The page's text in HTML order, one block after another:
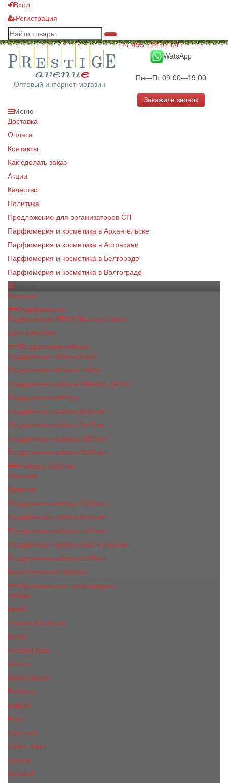
Вход
Регистрация
Оптовый интернет-магазин
+7 495 724 97 04
WatsApp
Пн—Пт 09:00—19:00
Закажите звонок
Меню
Доставка
Оплата
Контакты
Как сделать заказ
Акции
Качество
Политика
Предложение для организаторов СП
Парфюмерия и косметика в Архангельске
Парфюмерия и косметика в Астрахани
Парфюмерия и косметика в Белгороде
Парфюмерия и косметика в Волгограде
Новинки
Парфюмерия
Парфюмерия BEA'S Beauty & Scent
Luxe collection
Подарочные наборы
Подарочные наборы Bea's
Подарочные наборы 4х5ml
Подарочные наборы Victoria's Secret
Подарочные наборы
Подарочные наборы 2x15 мл
Подарочные наборы 3х15 мл
Подарочные наборы 3x50 мл
Подарочные наборы 3x20 мл
Наборы 3х20 мл
Женские
Мужские
Подарочные наборы 3х30 мл
Подарочные наборы 4x15 мл
Подарочные наборы 4x30 мл
Подарочные наборы 5x11 и 5х12 мл
Подарочные наборы 5x15 мл
Косметические наборы
Оригинальная парфюмерия
Adidas
Ajmal
Antonio Banderas
Armaf
Armand Basi
Azzaro
Bruno Banani
Burberry
Bvlgari
Boss
Cacharel
Calvin Klein
Cerruti
Davidoff